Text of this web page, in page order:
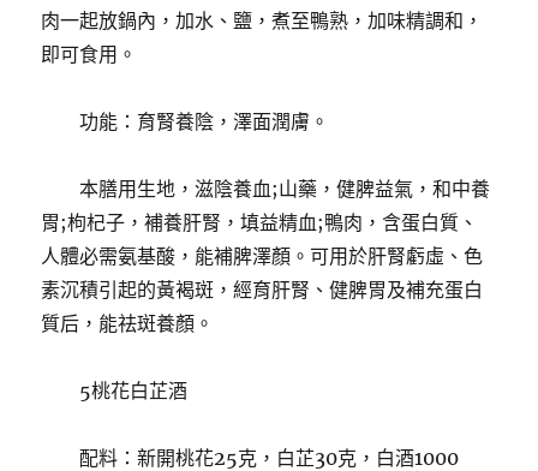
肉一起放鍋內，加水、鹽，煮至鴨熟，加味精調和，
即可食用。
功能：育腎養陰，澤面潤膚。
本膳用生地，滋陰養血;山藥，健脾益氣，和中養
胃;枸杞子，補養肝腎，填益精血;鴨肉，含蛋白質、
人體必需氨基酸，能補脾澤顏。可用於肝腎虧虛、色
素沉積引起的黃褐斑，經育肝腎、健脾胃及補充蛋白
質后，能祛斑養顏。
5桃花白芷酒
配料：新開桃花25克，白芷30克，白酒1000